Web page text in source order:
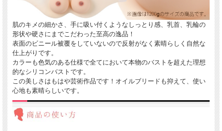
肌のキメの細かさ、手に吸い付くようなしっとり感、乳首、乳輪の
形状や硬さにまでこだわった至高の逸品！
表面のビニール被覆をしていないので反射がなく素晴らしく自然な
仕上がりです。
カラーも色気のある仕様で全てにおいて本物のバストを超えた理想
的なシリコンバストです。
この美しさはもはや芸術作品です！オイルブリードも抑えて、使い
心地も素晴らしいです。